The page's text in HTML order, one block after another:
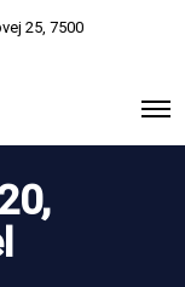
25, 7500
O